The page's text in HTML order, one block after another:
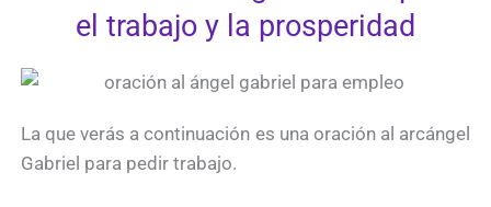
el trabajo y la prosperidad
La que verás a continuación es una oración al arcángel
Gabriel para pedir trabajo.